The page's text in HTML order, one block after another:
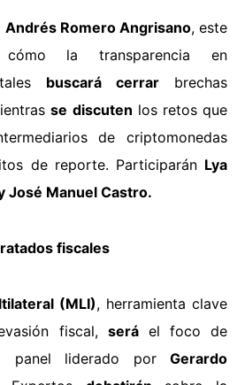
Andrés Romero Angrisano, este
la transparencia en
buscará cerrar brechas
se discuten los retos que
de criptomonedas
de reporte. Participarán Lya
José Manuel Castro.
fiscales
(MLI), herramienta clave
fiscal, seráel foco de
panel liderado por Gerardo